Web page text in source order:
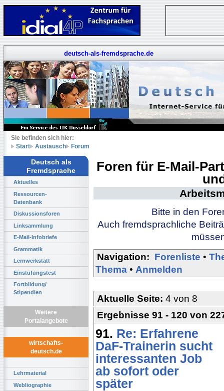
deutsch-als-fremdsprache.de
Sie befinden sich hier:
Start
Austausch Forum
Deutsch als
Fremdsprache
Aktuelles
Ressourcen-
Datenbank
Diskussionsforen
Linksammlung
E-Mail-Infobriefe
Grammatik
Lernwerkstatt
Einstufungstest
Fortbildung/
Stipendien
Weitere
Portalangebote
wirtschafts-
deutsch.de
Lehrmaterial
Webliographie
Foren für E-Mail-
Bitte in den
Auch fremdsprachliche
Navigation: Forenliste •
Thema • Anmelden
Aktuelle Seite: 4 von 8
Ergebnisse 91 - 120 von
91. Re: Erfahrene
DaF-Trainerin sucht
interessanten Job
ab sofort oder
später